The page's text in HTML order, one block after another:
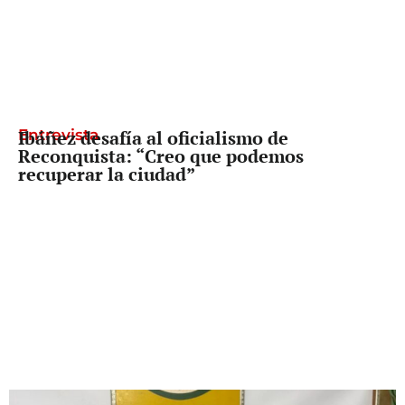
Entrevista
Ibáñez desafía al oficialismo de
Reconquista: “Creo que podemos
recuperar la ciudad”